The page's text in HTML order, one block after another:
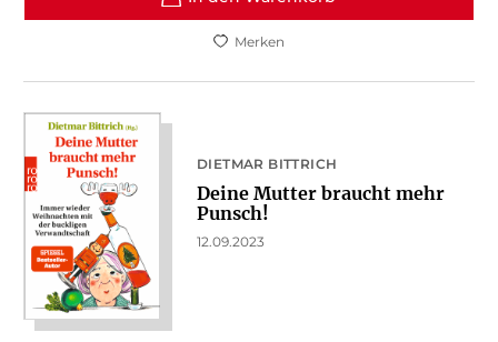
Merken
DIETMAR BITTRICH
Deine Mutter braucht mehr
Punsch!
12.09.2023